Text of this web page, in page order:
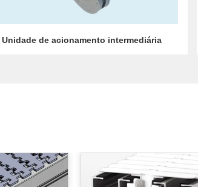
Unidade de acionamento intermediária